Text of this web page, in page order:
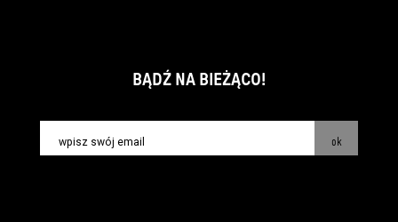
BĄDŹ NA BIEŻĄCO!
ok